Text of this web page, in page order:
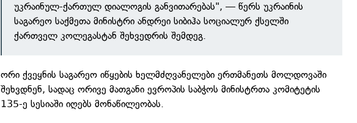
უკრაინულ-ქართულ დიალოგის განვითარებას", — წერს უკრაინის
საგარეო საქმეთა მინისტრი ანდრეი სიბიჰა სოციალურ ქსელში
ქართველ კოლეგასტან შეხვედრის შემდეგ.
ორი ქვეყნის საგარეო იწყების ხელმძღვანელები ერთმანეთს მოლდოვაში
შეხვდნენ, სადაც ორივე მათგანი ევროპის საბჭოს მინისტრთა კომიტეტის
135-ე სესიაში იღებს მონაწილეობას.